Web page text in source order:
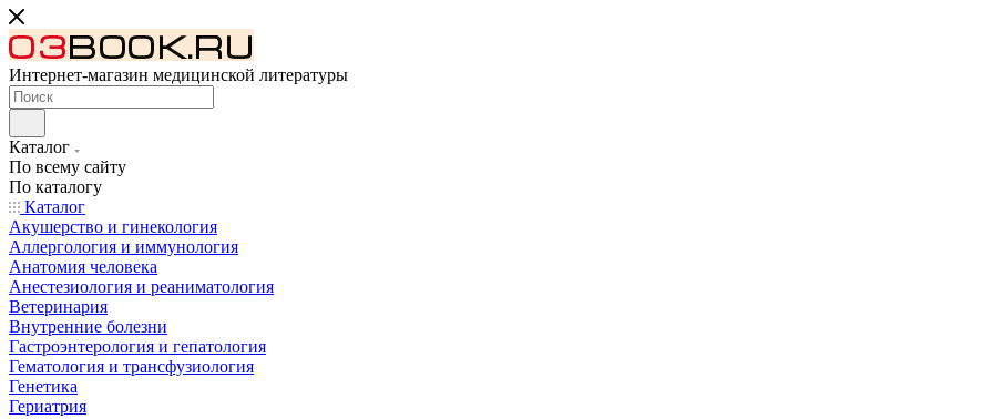
Интернет-магазин медицинской литературы
Каталог
По всему сайту
По каталогу
Каталог
Акушерство и гинекология
Аллергология и иммунология
Анатомия человека
Анестезиология и реаниматология
Ветеринария
Внутренние болезни
Гастроэнтерология и гепатология
Гематология и трансфузиология
Генетика
Гериатрия